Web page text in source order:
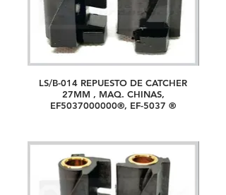
LS/B-014 REPUESTO DE CATCHER
27MM , MAQ. CHINAS,
EF5037000000®, EF-5037 ®